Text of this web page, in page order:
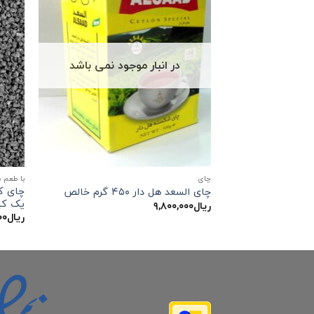
در انبار موجود نمی باشد
چاي
چای السعد هل دار ۴۵۰ گرم خالص
ریال۹,۸۰۰,۰۰۰
با
چای
یک
ریال